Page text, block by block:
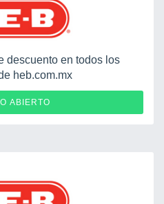
descuento en todos los
heb.com.mx
ABIERTOTSSGLNRPHEHS